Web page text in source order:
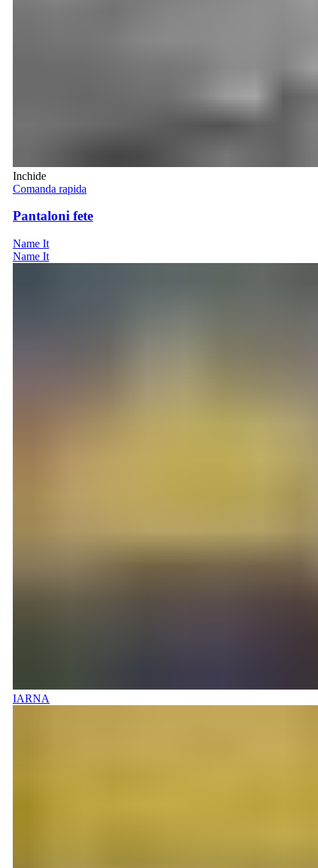
Inchide
Comanda rapida
Pantaloni fete
Name It
Name It
IARNA